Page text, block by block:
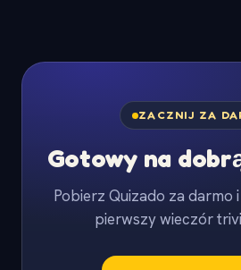
ZACZNIJ ZA
Gotowy na
Pobierz Quizado za darmo
pierwszy wieczór